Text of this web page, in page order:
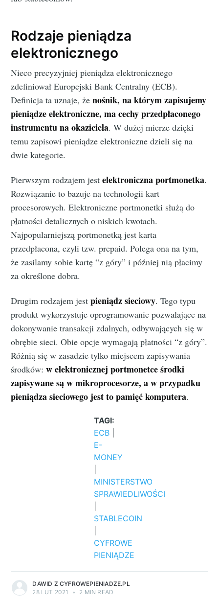
Rodzaje pieniądza
elektronicznego
Nieco precyzyjniej pieniądza elektronicznego
zdefiniował Europejski Bank Centralny (ECB).
Definicja ta uznaje, żenośnik, na którym zapisujemy
pieniądze elektroniczne, ma cechy przedpłaconego
instrumentu na okaziciela. W dużej mierze dzięki
temu zapisowi pieniądze elektroniczne dzieli się na
dwie kategorie.
Pierwszym rodzajem jestelektroniczna portmonetka.
Rozwiązanie to bazuje na technologii kart
procesorowych. Elektroniczne portmonetki służą do
płatności detalicznych o niskich kwotach.
Najpopularniejszą portmonetką jest karta
przedpłacona, czyli tzw. prepaid. Polega ona na tym,
że zasilamy sobie kartę “z góry” i później nią płacimy
za określone dobra.
Drugim rodzajem jestpieniądz sieciowy. Tego typu
produkt wykorzystuje oprogramowanie pozwalające na
dokonywanie transakcji zdalnych, odbywających się w
obrębie sieci. Obie opcje wymagają płatności “z góry”.
Różnią się w zasadzie tylko miejscem zapisywania
środków:w elektronicznej portmonetce środki
zapisywane są w mikroprocesorze, a w przypadku
pieniądza sieciowego jest to pamięć komputera.
TAGI:
ECB
E-
MONEY
MINISTERSTWO
SPRAWIEDLIWOŚCI
STABLECOIN
CYFROWE
PIENIĄDZE
DAWID Z CYFROWEPIENIADZE.PL
28 LUT 2021
• 2 MIN READ